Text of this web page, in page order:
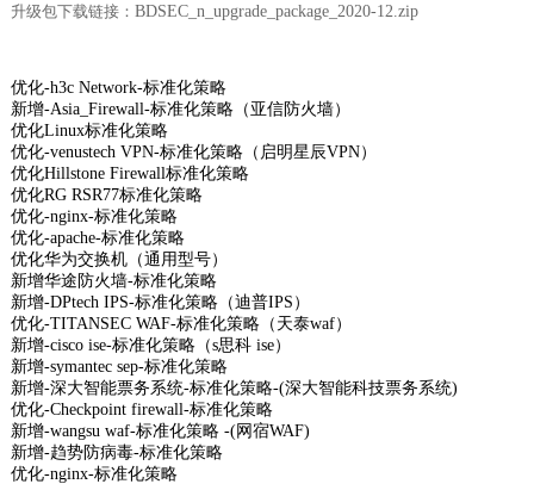
升级包下载链接： BDSEC_n_upgrade_package_2020-12.zip
优化-h3c Network-标准化策略
新增-Asia_Firewall-标准化策略（亚信防火墙）
优化Linux标准化策略
优化-venustech VPN-标准化策略（启明星辰VPN）
优化Hillstone Firewall标准化策略
优化RG RSR77标准化策略
优化-nginx-标准化策略
优化-apache-标准化策略
优化华为交换机（通用型号）
新增华途防火墙-标准化策略
新增-DPtech IPS-标准化策略（迪普IPS）
优化-TITANSEC WAF-标准化策略（天泰waf）
新增-cisco ise-标准化策略（s思科 ise）
新增-symantec sep-标准化策略
新增-深大智能票务系统-标准化策略-(深大智能科技票务系统)
优化-Checkpoint firewall-标准化策略
新增-wangsu waf-标准化策略 -(网宿WAF)
新增-趋势防病毒-标准化策略
优化-nginx-标准化策略